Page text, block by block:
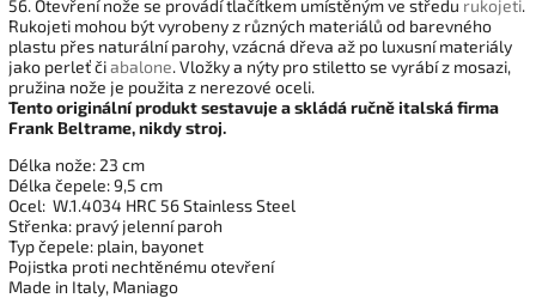
56. Otevření nože se provádí tlačítkem umístěným ve středu rukojeti.
Rukojeti mohou být vyrobeny z různých materiálů od barevného
plastu přes naturální parohy, vzácná dřeva až po luxusní materiály
jako perleť čiabalone. Vložky a nýty pro stiletto se vyrábí z mosazi,
pružina nože je použita z nerezové oceli.
Tento originální produkt sestavuje a skládá ručně italská firma
Frank Beltrame, nikdy stroj.
Délka nože: 23 cm
Délka čepele: 9,5 cm
Ocel: W.1.4034 HRC 56 Stainless Steel
Střenka: pravý jelenní paroh
Typ čepele: plain, bayonet
Pojistka proti nechtěnému otevření
Made in Italy, Maniago